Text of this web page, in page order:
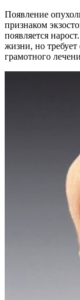
Появление
признаком
появляется
жизни, но требует
грамотного